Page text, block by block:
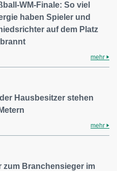
WM-Finale: So viel
haben Spieler und
auf dem Platz
mehr
Hausbesitzer stehen
mehr
zum Branchensieger im